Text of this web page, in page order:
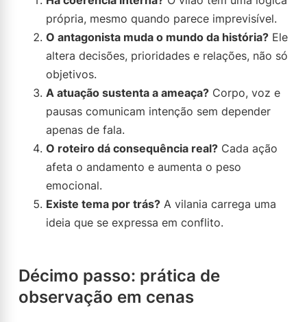
própria, mesmo quando parece imprevisível.
O antagonista muda o mundo da história? Ele
altera decisões, prioridades e relações, não só
objetivos.
A atuação sustenta a ameaça? Corpo, voz e
pausas comunicam intenção sem depender
apenas de fala.
O roteiro dá consequência real? Cada ação
afeta o andamento e aumenta o peso
emocional.
Existe tema por trás? A vilania carrega uma
ideia que se expressa em conflito.
Décimo passo: prática de
observação em cenas